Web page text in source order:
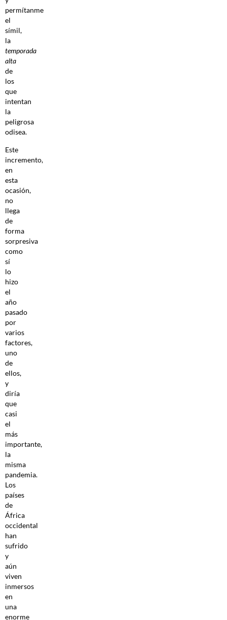
permítanme
el
símil,
la
temporada
alta
de
los
que
intentan
la
peligrosa
odisea.
Este
incremento,
en
esta
ocasión,
no
llega
de
forma
sorpresiva
como
sí
lo
hizo
el
año
pasado
por
varios
factores,
uno
de
ellos,
y
diría
que
casi
el
más
importante,
la
misma
pandemia.
Los
países
de
África
occidental
han
sufrido
y
aún
viven
inmersos
en
una
enorme